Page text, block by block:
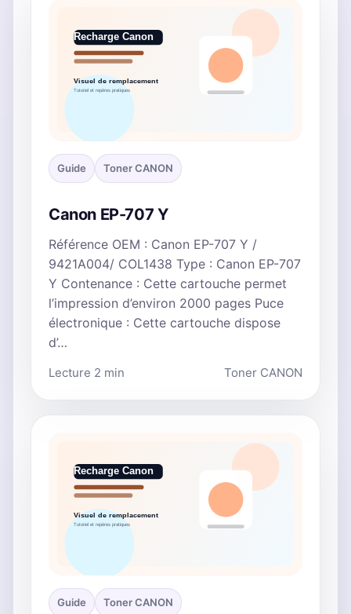
Guide Toner CANON
Canon EP-707 Y
Référence OEM : Canon EP-707 Y /
9421A004/ COL1438 Type : Canon EP-707
Y Contenance : Cette cartouche permet
l’impression d’environ 2000 pages Puce
électronique : Cette cartouche dispose
d’…
Lecture 2 min Toner CANON
Guide Toner CANON